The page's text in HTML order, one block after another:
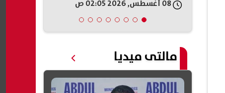
مالتى ميديا